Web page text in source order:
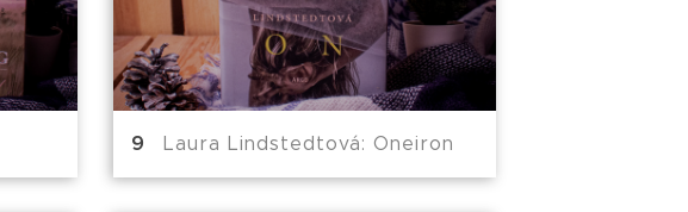
Laura Lindstedtová: Oneiron